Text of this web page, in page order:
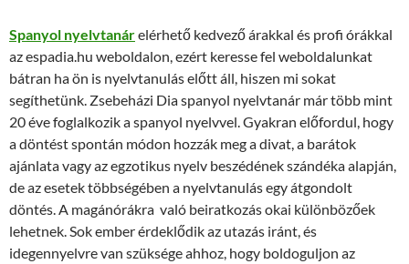
Spanyol nyelvtanárelérhető kedvező árakkal és profi órákkal
az espadia.hu weboldalon, ezért keresse fel weboldalunkat
bátran ha ön is nyelvtanulás előtt áll, hiszen mi sokat
segíthetünk. Zsebeházi Dia spanyol nyelvtanár már több mint
20 éve foglalkozik a spanyol nyelvvel. Gyakran előfordul, hogy
a döntést spontán módon hozzák meg a divat, a barátok
ajánlata vagy az egzotikus nyelv beszédének szándéka alapján,
de az esetek többségében a nyelvtanulás egy átgondolt
döntés. A magánórákra való beiratkozás okai különbözőek
lehetnek. Sok ember érdeklődik az utazás iránt, és
idegennyelvre van szüksége ahhoz, hogy boldoguljon az